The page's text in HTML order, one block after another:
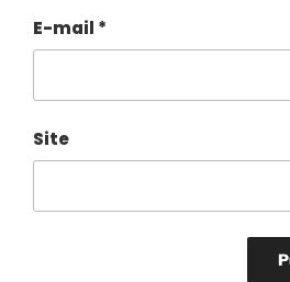
E-mail *
Site